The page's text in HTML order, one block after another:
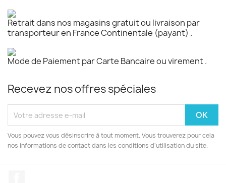
Retrait dans nos magasins gratuit ou livraison par
transporteur en France Continentale (payant) .
Mode de Paiement par Carte Bancaire ou virement .
Recevez nos offres spéciales
Vous pouvez vous désinscrire à tout moment. Vous trouverez pour cela
nos informations de contact dans les conditions d'utilisation du site.